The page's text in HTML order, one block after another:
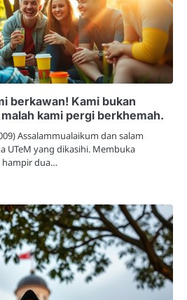
berkawan! Kami bukan
kami pergi berkhemah.
Assalammualaikum dan salam
UTeM yang dikasihi. Membuka
hampir dua…